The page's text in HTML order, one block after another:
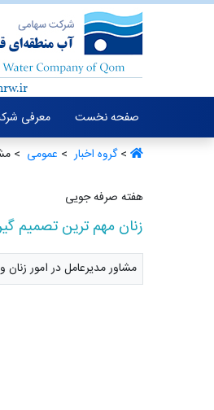
صفحه نخست معرفی
>گروه اخبار ‏ > عمومی ‏ >
هفته صرفه جویی
زنان مهم ترین تصمیم
مشاور مدیرعامل در امور